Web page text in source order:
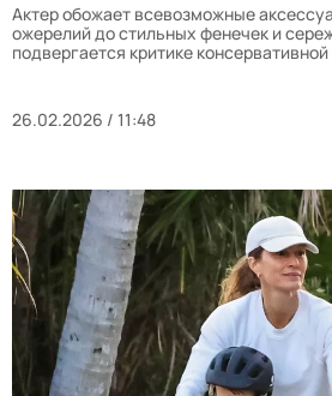
Актер обожает всевозможные
ожерелий до стильных фенечек и
подвергается критике
26.02.2026 / 11:48